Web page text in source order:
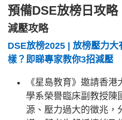
預備DSE放榜日攻略
減壓攻略
DSE放榜2025 | 放榜壓力
樣？即睇專家教你3招減壓
《星島教育》邀請香
學系榮譽臨床副教授陳
源、壓力過大的徵兆，